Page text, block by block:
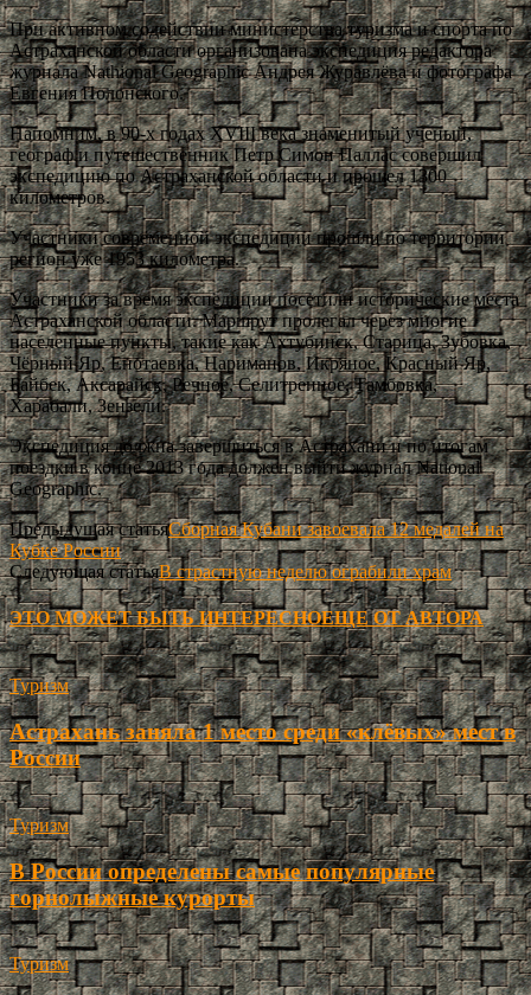
При активном содействии министерства туризма и спорта по
Астраханской области организована экспедиция редактора
журнала Nathional Geographic Андрея Журавлёва и фотографа
Евгения Полонского.
Напомним, в 90-х годах XVIII века знаменитый ученый,
географ и путешественник Петр Симон Паллас совершил
экспедицию по Астраханской области и прошел 1300
километров.
Участники современной экспедиции прошли по территории
регион уже 1953 километра.
Участники за время экспедиции посетили исторические места
Астраханской области. Маршрут пролегал через многие
населенные пункты, такие как Ахтубинск, Старица, Зубовка,
Чёрный Яр, Енотаевка, Нариманов, Икряное, Красный Яр,
Байбек, Аксарайск, Речное, Селитренное, Тамбовка,
Харабали, Зензели.
Экспедиция должна завершиться в Астрахани и по итогам
поездки в конце 2013 года должен выйти журнал National
Geographic.
Предыдущая статьяСборная Кубани завоевала 12 медалей на
Кубке России
Следующая статьяВ страстную неделю ограбили храм
ЭТО МОЖЕТ БЫТЬ ИНТЕРЕСНОЕЩЕ ОТ АВТОРА
Туризм
Астрахань заняла 1 место среди «клёвых» мест в
России
Туризм
В России определены самые популярные
горнолыжные курорты
Туризм